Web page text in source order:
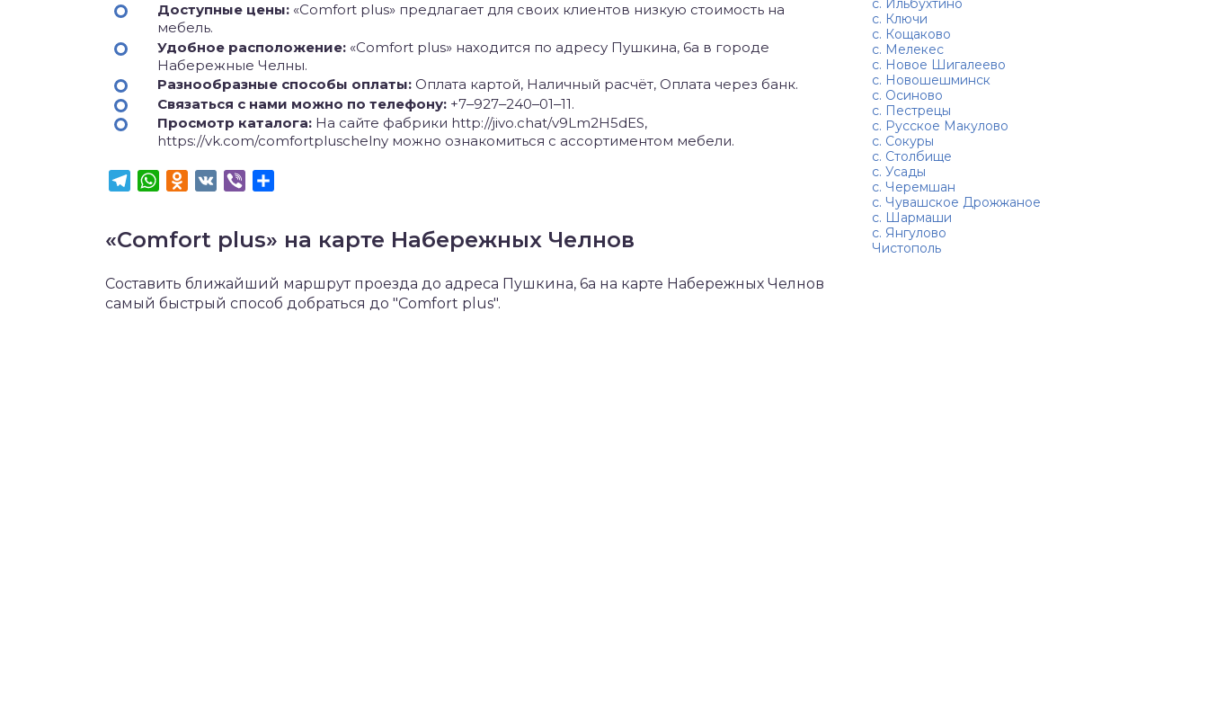
Доступные цены: «Comfort plus» предлагает для своих клиентов низкую стоимость на
мебель.
Удобное расположение: «Comfort plus» находится по адресу Пушкина, 6а в городе
Набережные Челны.
Разнообразные способы оплаты: Оплата картой, Наличный расчёт, Оплата через банк.
Связаться с нами можно по телефону: +7‒927‒240‒01‒11.
Просмотр каталога: На сайте фабрики http://jivo.chat/v9Lm2H5dES,
https://vk.com/comfortpluschelny можно ознакомиться с ассортиментом мебели.
TelegramWhatsApp
Odnoklassniki
VK Viber
«Comfort plus» на карте Набережных Челнов
Составить ближайший маршрут проезда до адреса Пушкина, 6а на карте Набережных Челнов
самый быстрый способ добраться до "Comfort plus".
с. Ильбухтино
с. Ключи
с. Кощаково
с. Мелекес
с. Новое Шигалеево
с. Новошешминск
с. Осиново
с. Пестрецы
с. Русское Макулово
с. Сокуры
с. Столбище
с. Усады
с. Черемшан
с. Чувашское Дрожжаное
с. Шармаши
с. Янгулово
Чистополь